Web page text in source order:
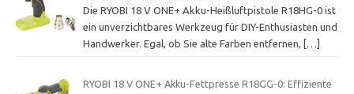
Die RYOBI 18 V ONE+ Akku-Heißluftpistole R18HG-0 ist
ein unverzichtbares Werkzeug für DIY-Enthusiasten und
Handwerker. Egal, ob Sie alte Farben entfernen,
[…]
RYOBI 18 V ONE+ Akku-Fettpresse R18GG-0: Effiziente